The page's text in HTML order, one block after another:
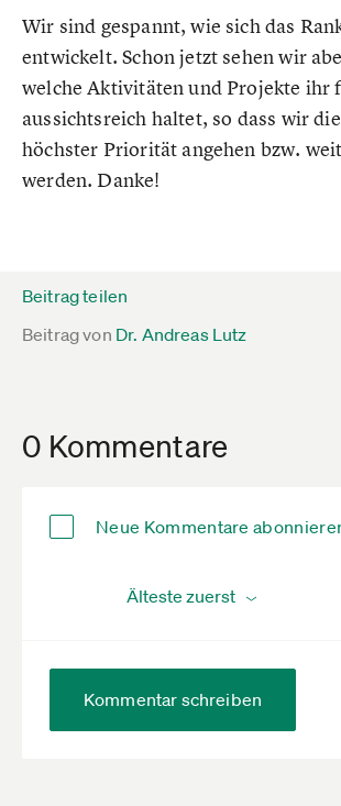
Wir sind gespannt, wie sich das
entwickelt. Schon jetzt sehen wir
welche Aktivitäten und Projekte ihr
aussichtsreich haltet, so dass wir
höchster Priorität angehen bzw.
werden. Danke!
Beitrag teilen
Beitrag von Dr. Andreas Lutz
0 Kommentare
Neue Kommentare
Kommentar schreiben